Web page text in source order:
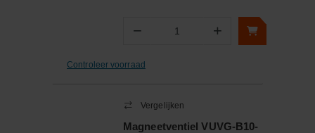
− Aantal +
Controleer voorraad
Vergelijken
Magneetventiel VUVG-B10-